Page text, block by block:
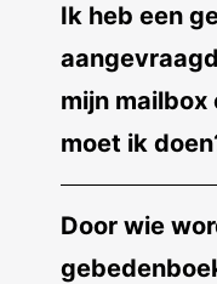
Ik heb een
mijn mailbox
moet ik
Door wie